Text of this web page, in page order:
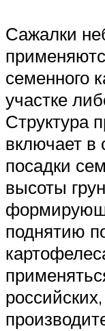
Сажалки
семенного
участке
Структура
включает в
посадки
высоты
поднятию